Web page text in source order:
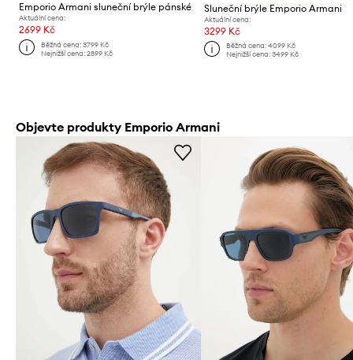
Emporio Armani sluneční brýle pánské
Aktuální cena:
2699 Kč
Běžná cena:3799 Kč
Nejnižší cena:2899 Kč
Sluneční brýle Emporio Armani
Aktuální cena:
3299 Kč
Běžná cena: 4099 Kč
Nejnižší cena: 3499 Kč
Objevte produkty Emporio Armani